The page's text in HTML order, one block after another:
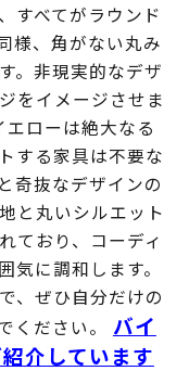
すべてがラウンド
様、角がない丸み
。非現実的なデザ
をイメージさせま
ローは絶大なる
する家具は不要な
奇抜なデザインの
と丸いシルエット
ており、コーディ
気に調和します。
、ぜひ自分だけの
ください。 バイ
介しています